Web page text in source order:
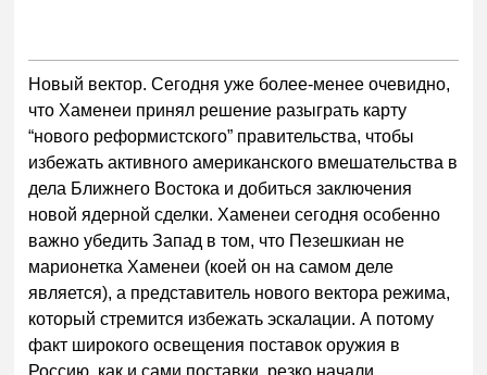
Новый вектор. Сегодня уже более-менее очевидно,
что Хаменеи принял решение разыграть карту
“нового реформистского” правительства, чтобы
избежать активного американского вмешательства в
дела Ближнего Востока и добиться заключения
новой ядерной сделки. Хаменеи сегодня особенно
важно убедить Запад в том, что Пезешкиан не
марионетка Хаменеи (коей он на самом деле
является), а представитель нового вектора режима,
который стремится избежать эскалации. А потому
факт широкого освещения поставок оружия в
Россию, как и сами поставки, резко начали